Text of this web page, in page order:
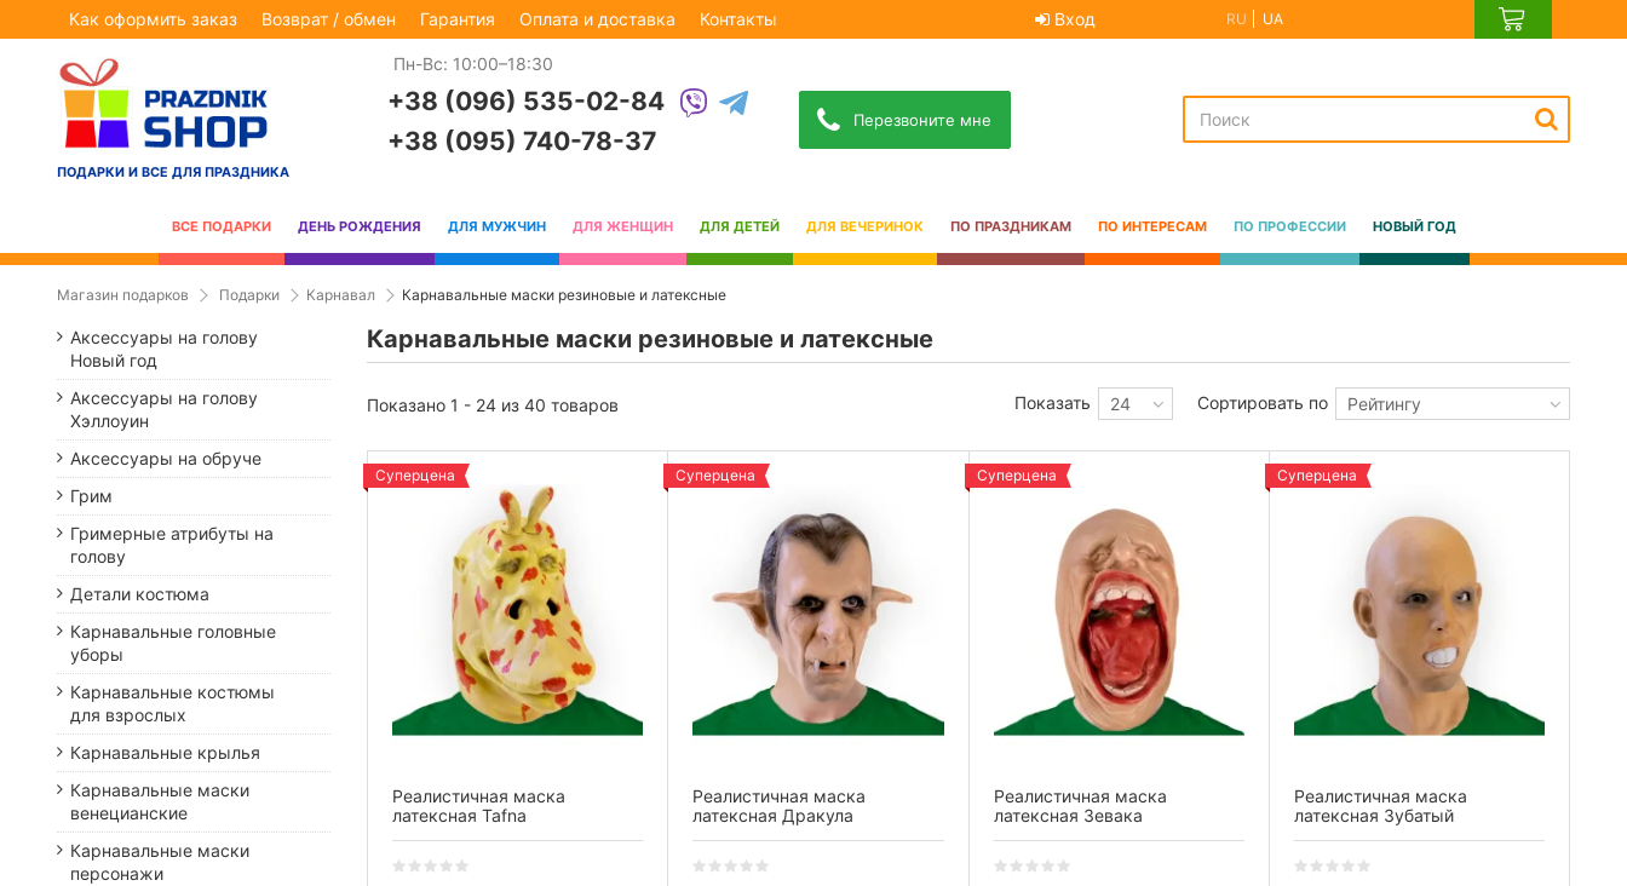
Как оформить заказ Возврат / обмен Гарантия Оплата и доставка Контакты Вход RU UA
ПОДАРКИ И ВСЕ ДЛЯ ПРАЗДНИКА
Пн-Вс: 10:00–18:30
+38 (096) 535-02-84
+38 (095) 740-78-37
Перезвоните мне
ВСЕ ПОДАРКИ ДЕНЬ РОЖДЕНИЯ ДЛЯ МУЖЧИН ДЛЯ ЖЕНЩИН ДЛЯ ДЕТЕЙ ДЛЯ ВЕЧЕРИНОК ПО ПРАЗДНИКАМ ПО ИНТЕРЕСАМ ПО ПРОФЕССИИ НОВЫЙ ГОД
Магазин подарков Подарки Карнавал Карнавальные маски резиновые и латексные
Карнавальные маски резиновые и латексные
Показано 1 - 24 из 40 товаров Сортировать по Рейтингу
Показать 24
Суперцена
Реалистичная маска
латексная Tafna
Суперцена
Реалистичная маска
латексная Дракула
Суперцена
Реалистичная маска
латексная Зевака
Суперцена
Реалистичная маска
латексная Зубатый
Аксессуары на голову
Новый год
Аксессуары на голову
Хэллоуин
Аксессуары на обруче
Грим
Гримерные атрибуты на
голову
Детали костюма
Карнавальные головные
уборы
Карнавальные костюмы
для взрослых
Карнавальные крылья
Карнавальные маски
венецианские
Карнавальные маски
персонажи